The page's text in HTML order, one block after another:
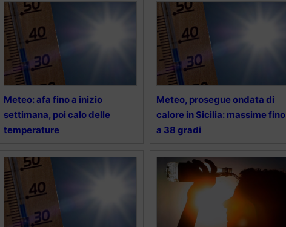
Meteo: afa fino a inizio
settimana, poi calo delle
temperature
Meteo, prosegue ondata di
calore in Sicilia: massime fino
a 38 gradi